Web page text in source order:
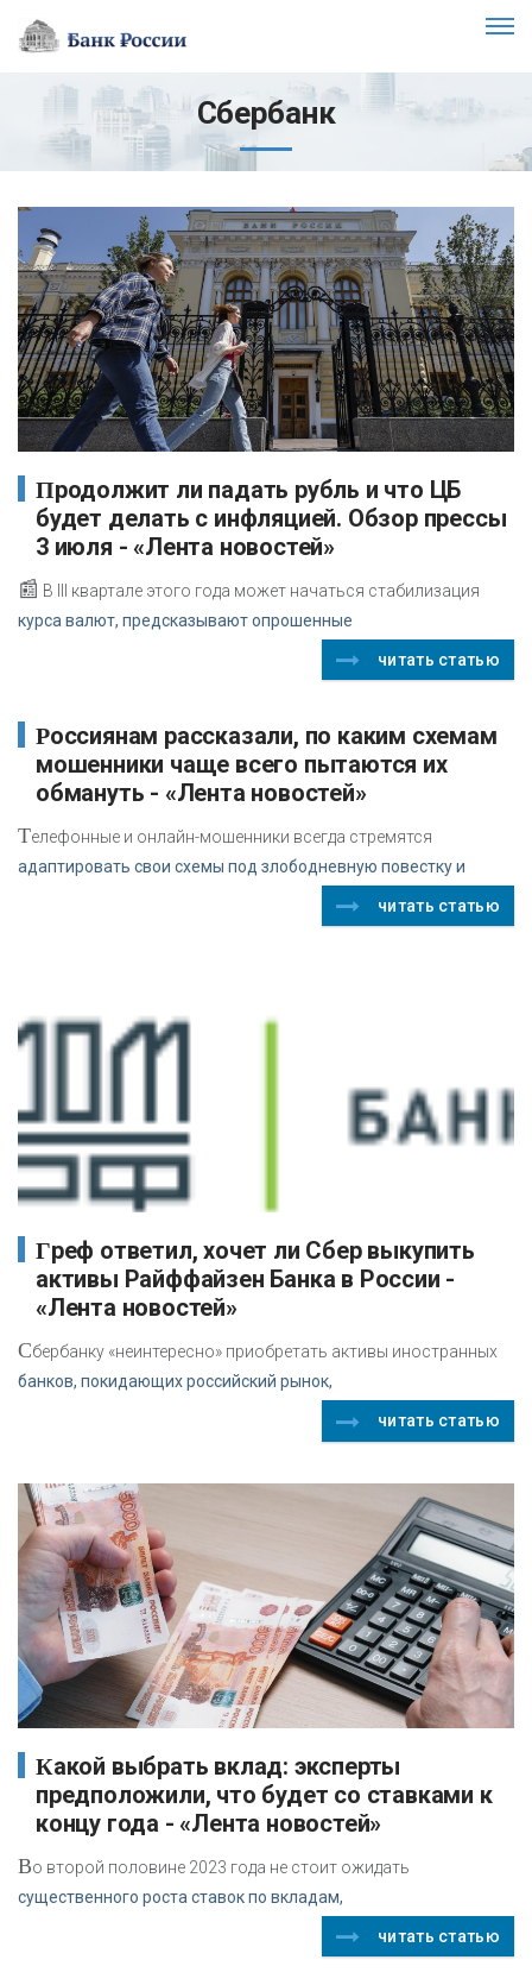
Сбербанк
Продолжит ли падать рубль и что ЦБ
будет делать с инфляцией. Обзор прессы
3 июля - «Лента новостей»
📰 В III квартале этого года может начаться стабилизация
курса валют, предсказывают опрошенные
читать статью
Россиянам рассказали, по каким схемам
мошенники чаще всего пытаются их
обмануть - «Лента новостей»
Телефонные и онлайн-мошенники всегда стремятся
адаптировать свои схемы под злободневную повестку и
читать статью
Греф ответил, хочет ли Сбер выкупить
активы Райффайзен Банка в России -
«Лента новостей»
Сбербанку «неинтересно» приобретать активы иностранных
банков, покидающих российский рынок,
читать статью
Какой выбрать вклад: эксперты
предположили, что будет со ставками к
концу года - «Лента новостей»
Во второй половине 2023 года не стоит ожидать
существенного роста ставок по вкладам,
читать статью